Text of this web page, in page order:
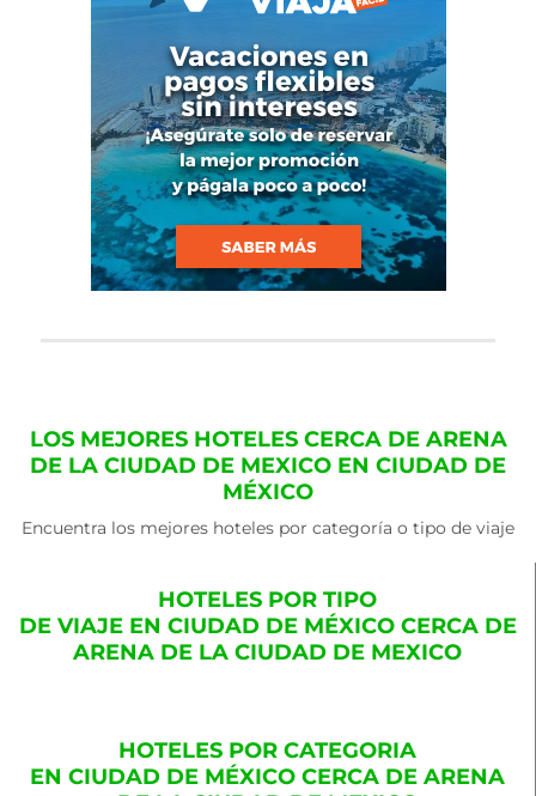
LOS MEJORES HOTELES CERCA DE ARENA
DE LA CIUDAD DE MEXICO EN CIUDAD DE
MÉXICO
Encuentra los mejores hoteles por categoría o tipo de viaje
HOTELES POR TIPO
DE VIAJE EN CIUDAD DE MÉXICO CERCA DE
ARENA DE LA CIUDAD DE MEXICO
HOTELES POR CATEGORIA
EN CIUDAD DE MÉXICO CERCA DE ARENA